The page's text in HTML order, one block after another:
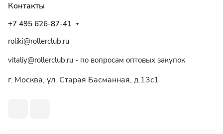
Контакты
+7 495 626-87-41
roliki@rollerclub.ru
vitaliy@rollerclub.ru - по вопросам оптовых закупок
г. Москва, ул. Старая Басманная, д.13c1